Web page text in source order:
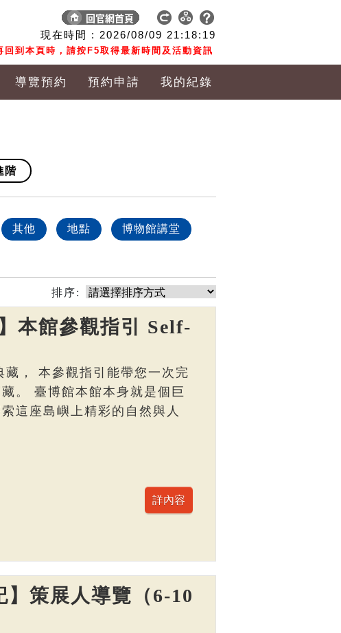
現在時間 : 2026/08/09 21:18:20
回到本頁時，請按F5取得最新時間及活動資訊
導覽預約 預約申請 我的紀錄
階
其他 地點 博物館講堂
排序:
本館參觀指引 Self-
， 本參觀指引能帶您一次完
。 臺博館本館本身就是個巨
這座島嶼上精彩的自然與人
】策展人導覽（6-10